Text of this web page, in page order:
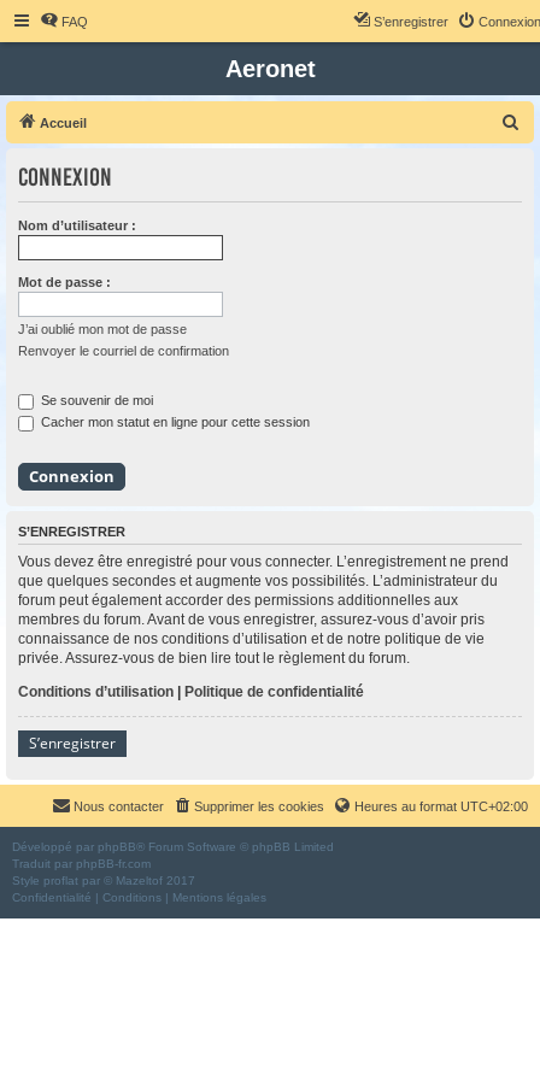
FAQ Connexion
S’enregistrer
Aeronet
Accueil
Connexion
Nom d’utilisateur :
Mot de passe :
J’ai oublié mon mot de passe
Renvoyer le courriel de confirmation
Se souvenir de moi
Cacher mon statut en ligne pour cette session
S’ENREGISTRER
Vous devez être enregistré pour vous connecter. L’enregistrement ne prend
que quelques secondes et augmente vos possibilités. L’administrateur du
forum peut également accorder des permissions additionnelles aux
membres du forum. Avant de vous enregistrer, assurez-vous d’avoir pris
connaissance de nos conditions d’utilisation et de notre politique de vie
privée. Assurez-vous de bien lire tout le règlement du forum.
Conditions d’utilisation | Politique de confidentialité
S’enregistrer
Heures au format UTC+02:00
Supprimer les cookies
Nous contacter
Développé par phpBB® Forum Software © phpBB Limited
Traduit par phpBB-fr.com
Style proflat par © Mazeltof 2017
Confidentialité | Conditions | Mentions légales